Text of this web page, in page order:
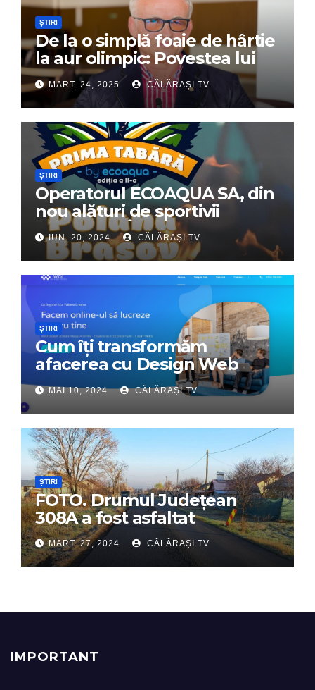
ȘTIRI
De la o simplă foaie de hârtie
la aur olimpic: Povestea lui
Dumitru Chirilă
MART. 24, 2025 CĂLĂRAȘI TV
ȘTIRI
Operatorul ECOAQUA SA, din
nou alături de sportivii
călărășeni. Începe „Prima
Tabără”!
IUN. 20, 2024 CĂLĂRAȘI TV
ȘTIRI
Cum îți transformăm
afacerea cu Design Web
Interactiv – Partenerul tău
digital de încredere
MAI 10, 2024 CĂLĂRAȘI TV
ȘTIRI
FOTO. Drumul Județean
308A a fost asfaltat
MART. 27, 2024 CĂLĂRAȘI TV
IMPORTANT